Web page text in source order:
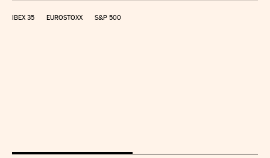
IBEX 35 EUROSTOXX S&P 500